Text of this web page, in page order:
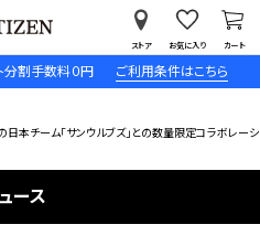
分割手数料０円 ご利用条件はこちら
ストア お気に入り カート
本チーム「サンウルブズ」との数量限定コラボレーシ
ース